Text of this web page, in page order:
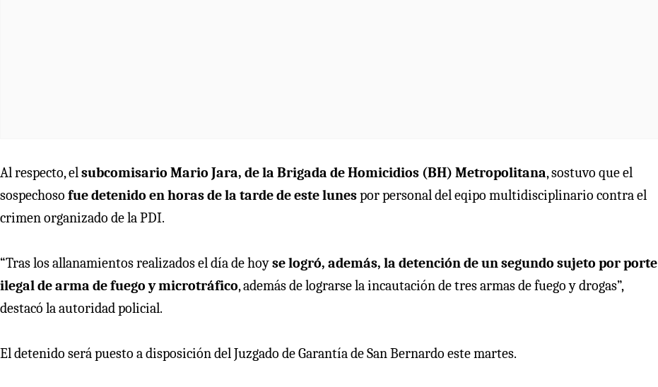
Al respecto, elsubcomisario Mario Jara, de la Brigada de Homicidios (BH) Metropolitana, sostuvo que el
sospechoso fue detenido en horas de la tarde de este lunespor personal del eqipo multidisciplinario contra el
crimen organizado de la PDI.
“Tras los allanamientos realizados el día de hoyse logró, además, la detención de un segundo sujeto por porte
ilegal de arma de fuego y microtráfico, además de lograrse la incautación de tres armas de fuego y drogas”,
destacó la autoridad policial.
El detenido será puesto a disposición del Juzgado de Garantía de San Bernardo este martes.